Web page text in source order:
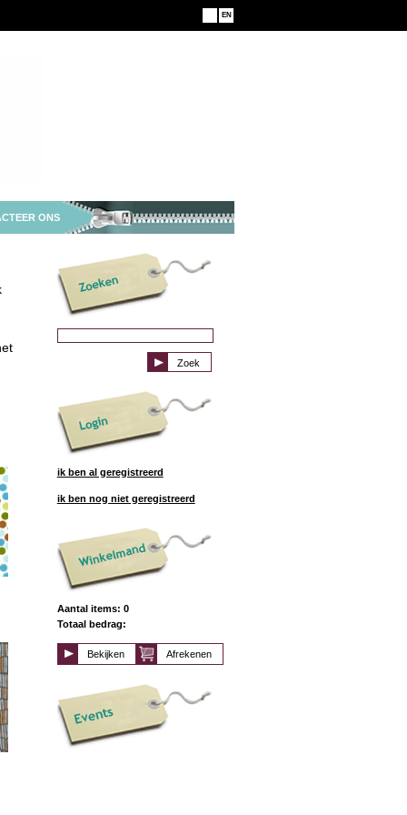
EN
ONS
ik ben al geregistreerd
ik ben nog niet geregistreerd
Aantal items: 0
Totaal bedrag:
Afrekenen
Bekijken